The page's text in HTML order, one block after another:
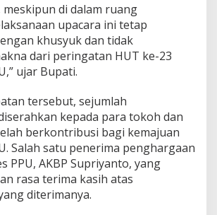
meskipun di dalam ruang
upacara ini tetap
khusyuk dan tidak
dari peringatan HUT ke-23
ujar Bupati.
tersebut, sejumlah
kepada para tokoh dan
berkontribusi bagi kemajuan
Salah satu penerima penghargaan
PPU, AKBP Supriyanto, yang
rasa terima kasih atas
diterimanya.